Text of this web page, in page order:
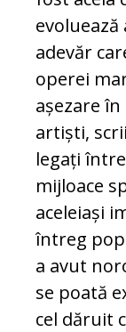
adevăr
operei
așezare
artiști,
legați
mijloace
aceleiași
întreg
a avut
se poată
cel dăruit